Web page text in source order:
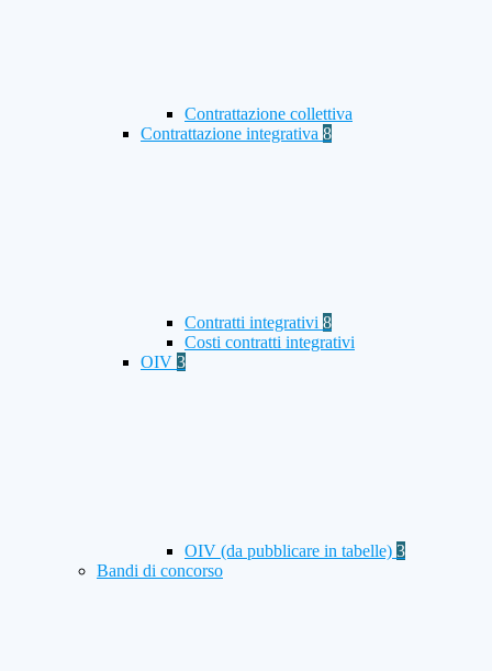
Contrattazione collettiva
Contrattazione integrativa 8
Contratti integrativi 8
Costi contratti integrativi
OIV 3
OIV (da pubblicare in tabelle) 3
Bandi di concorso